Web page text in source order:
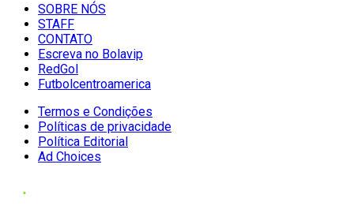
SOBRE NÓS
STAFF
CONTATO
Escreva no Bolavip
RedGol
Futbolcentroamerica
Termos e Condições
Políticas de privacidade
Política Editorial
Ad Choices